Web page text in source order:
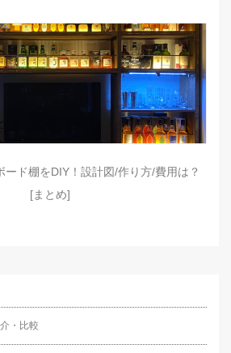
ード棚をDIY！設計図/作り方/費用は？
[まとめ]
・比較